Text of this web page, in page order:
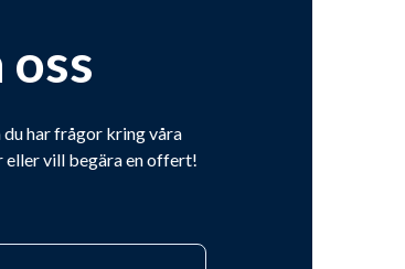
har frågor kring våra
vill begära en offert!